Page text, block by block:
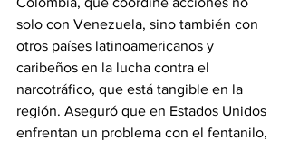
solo con Venezuela, sino también con
otros países latinoamericanos y
caribeños en la lucha contra el
narcotráfico, que está tangible en la
región. Aseguró que en Estados Unidos
enfrentan un problema con el fentanilo,